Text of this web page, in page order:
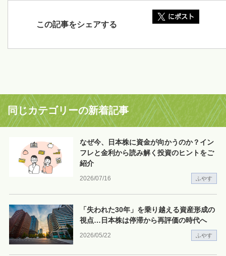
この記事をシェアする
同じカテゴリーの新着記事
2026/07/16 ふやす
なぜ今、日本株に資金が向かうのか？イン
フレと金利から読み解く投資のヒントをご
紹介
2026/05/22 ふやす
「失われた30年」を乗り越える資産形成の
視点…日本株は停滞から再評価の時代へ